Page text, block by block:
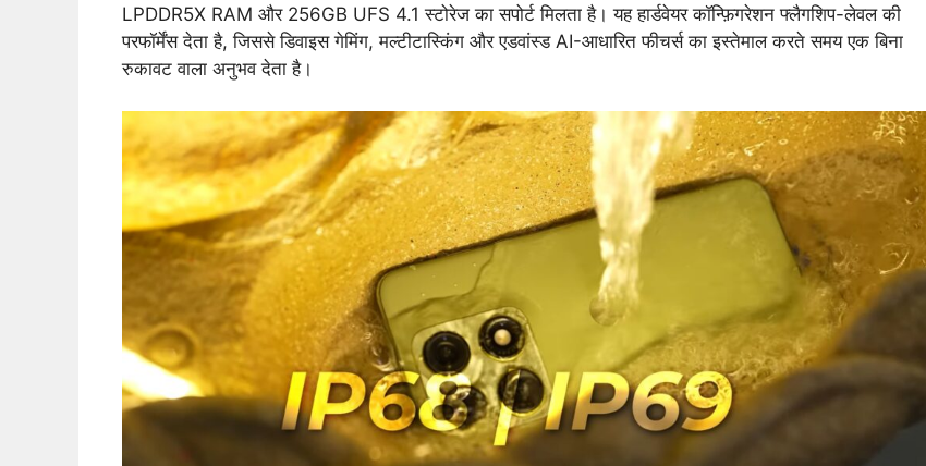
LPDDR5X RAM और 256GB UFS 4.1 स्टोरेज का सपोर्ट मिलता है। यह हार्डवेयर कॉन्फ़िगरेशन फ्लैगशिप-लेवल की
परफॉर्मेंस देता है, जिससे डिवाइस गेमिंग, मल्टीटास्किंग और एडवांस्ड AI-आधारित फीचर्स का इस्तेमाल करते समय एक बिना
रुकावट वाला अनुभव देता है।